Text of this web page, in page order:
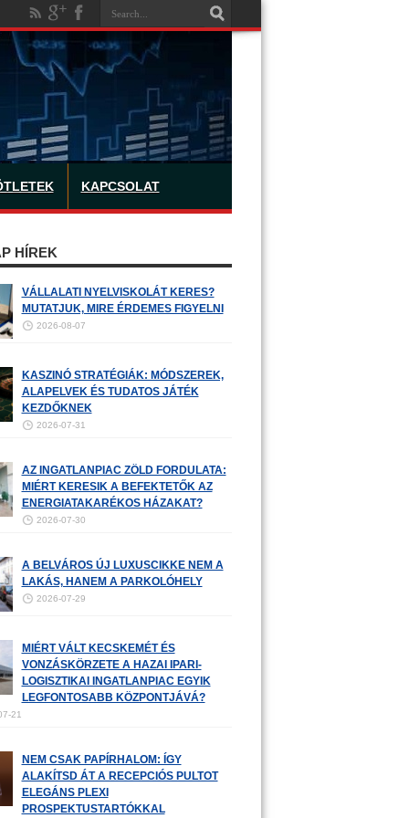
KAPCSOLAT
HÍREK
VÁLLALATI NYELVISKOLÁT KERES?
MUTATJUK, MIRE ÉRDEMES FIGYELNI
2026-08-07
KASZINÓ STRATÉGIÁK: MÓDSZEREK,
ALAPELVEK ÉS TUDATOS JÁTÉK
KEZDŐKNEK
2026-07-31
AZ INGATLANPIAC ZÖLD FORDULATA:
MIÉRT KERESIK A BEFEKTETŐK AZ
ENERGIATAKARÉKOS HÁZAKAT?
2026-07-30
A BELVÁROS ÚJ LUXUSCIKKE NEM A
LAKÁS, HANEM A PARKOLÓHELY
2026-07-29
MIÉRT VÁLT KECSKEMÉT ÉS
VONZÁSKÖRZETE A HAZAI IPARI-
LOGISZTIKAI INGATLANPIAC EGYIK
LEGFONTOSABB KÖZPONTJÁVÁ?
21
NEM CSAK PAPÍRHALOM: ÍGY
ALAKÍTSD ÁT A RECEPCIÓS PULTOT
ELEGÁNS PLEXI
PROSPEKTUSTARTÓKKAL